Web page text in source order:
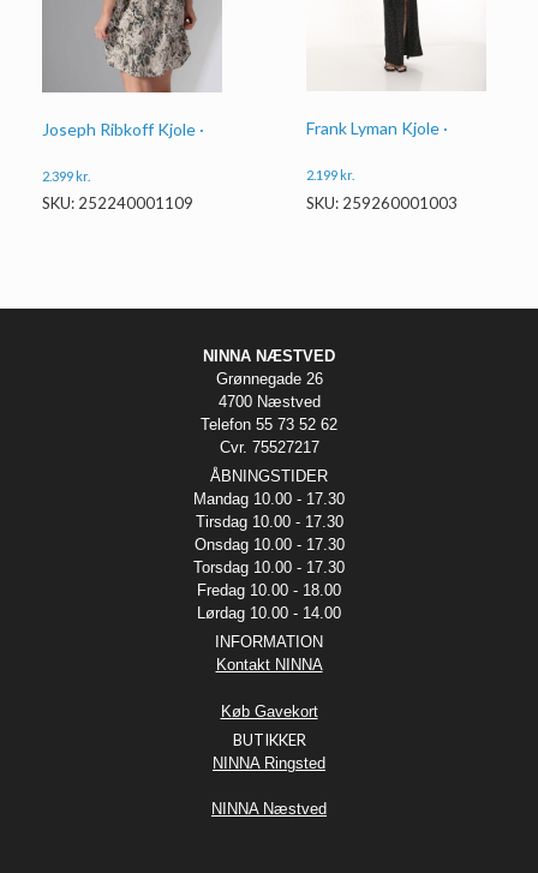
Joseph Ribkoff Kjole ·
2.399kr.
SKU: 252240001109
Frank Lyman Kjole ·
2.199kr.
SKU: 259260001003
NINNA NÆSTVED
Grønnegade 26
4700 Næstved
Telefon 55 73 52 62
Cvr. 75527217
ÅBNINGSTIDER
Mandag 10.00 - 17.30
Tirsdag 10.00 - 17.30
Onsdag 10.00 - 17.30
Torsdag 10.00 - 17.30
Fredag 10.00 - 18.00
Lørdag 10.00 - 14.00
INFORMATION
Kontakt NINNA
Køb Gavekort
BUTIKKER
NINNA Ringsted
NINNA Næstved